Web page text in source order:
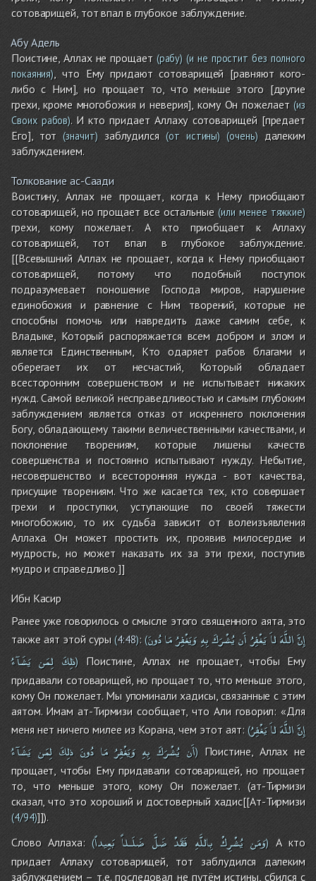
сотоварищей, тот впал в глубокое заблуждение.
Абу Адель
Поистине, Аллах не прощает(рабу) (и не простит без полного
покаяния) , что Ему придают сотоварищей [равняют кого-
либо с Ним], но прощает то, что меньше этого [другие
грехи, кроме многобожия и неверия], кому Он пожелает(из
Своих рабов). И кто придает Аллаху сотоварищей [предает
Его], тот (значит)заблудился(от истины) (очень)далеким
заблуждением.
Толкование ас-Саади
Воистину, Аллах не прощает, когда к Нему приобщают
сотоварищей, но прощает все остальные(или менее тяжкие)
грехи, кому пожелает. А кто приобщает к Аллаху
сотоварищей, тот впал в глубокое заблуждение.
[[Всевышний Аллах не прощает, когда к Нему приобщают
сотоварищей, потому что подобный поступок
подразумевает поношение Господа миров, нарушение
единобожия и равнение с Ним творений, которые не
способны помочь или навредить даже самим себе, к
Владыке, Который распоряжается всем добром и злом и
является Единственным, Кто одаряет рабов благами и
оберегает их от несчастий, Который обладает
всесторонним совершенством и не испытывает никаких
нужд. Самой великой несправедливостью и самым глубоким
заблуждением является отказ от искреннего поклонения
Богу, обладающему такими величественными качествами, и
поклонение творениям, которые лишены качеств
совершенства и постоянно испытывают нужду. Небытие,
несовершенство и всесторонняя нужда - вот качества,
присущие творениям. Что же касается тех, кто совершает
грехи и проступки, уступающие по своей тяжести
многобожию, то их судьба зависит от волеизъявления
Аллаха. Он может простить их, проявив милосердие и
мудрость, но может наказать их за эти грехи, поступив
мудро и справедливо.]]
Ибн Касир
Ранее уже говорилось о смысле этого священного аята, это
также аят этой суры(4:48):( إِنَّاللَّهَلاَيَغْفِرُأَنيُشْرَكَبِهِوَيَغْفِرُمَادُونَ
ذلِكَ لِمَن يَشَآءُ ) Поистине, Аллах не прощает, чтобы Ему
придавали сотоварищей, но прощает то, что меньше этого,
кому Он пожелает. Мы упоминали хадисы, связанные с этим
аятом. Имам ат-Тирмизи сообщает, что Али говорил: «Для
меня нет ничего милее из Корана, чем этот аят:( إِنَّاللَّهَلاَيَغْفِرُ
أَن يُشْرَكَ بِهِ وَيَغْفِرُ مَا دُونَ ذلِكَ لِمَن يَشَآءُ )Поистине, Аллах не
прощает, чтобы Ему придавали сотоварищей, но прощает
то, что меньше этого, кому Он пожелает. (ат-Тирмизи
сказал, что это хороший и достоверный хадис[[Ат-Тирмизи
(4/94)]]).
Слово Аллаха:( وَمَن يُشْرِكْ بِاللَّهِ فَقَدْ ضَلَّ ضَلَـلاً بَعِيداً )А кто
придает Аллаху сотоварищей, тот заблудился далеким
заблуждением – т.е. последовал не путём истины, сбился с